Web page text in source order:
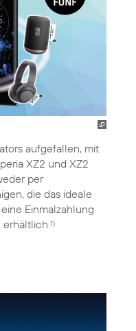
aufgefallen, mit
XZ2 und XZ2
per
die das ideale
Einmalzahlung
erhältlich.1)